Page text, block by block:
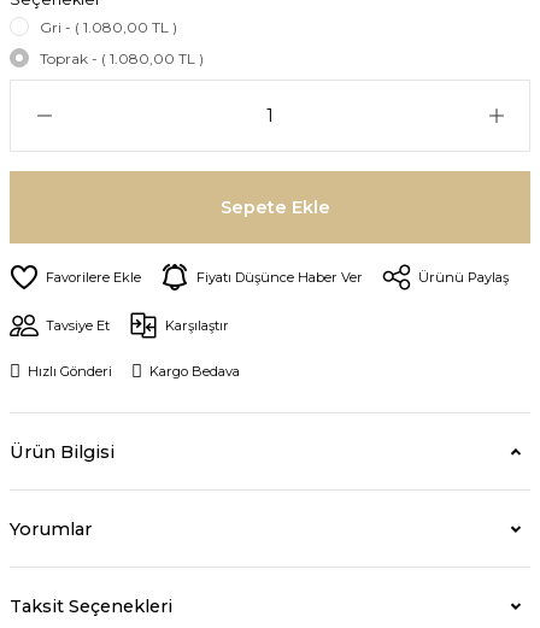
Gri - ( 1.080,00 TL )
Toprak - ( 1.080,00 TL )
Sepete Ekle
Fiyatı Düşünce Haber Ver Ürünü Paylaş
Tavsiye Et Karşılaştır
Hızlı Gönderi Kargo Bedava
Ürün Bilgisi
Yorumlar
Taksit Seçenekleri